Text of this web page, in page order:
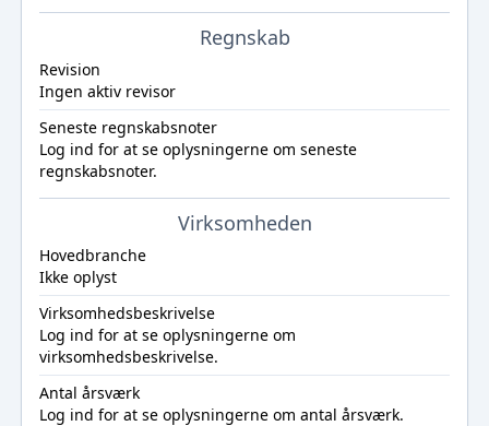
Regnskab
Revision
Ingen aktiv revisor
Seneste regnskabsnoter
Log ind for at se oplysningerne om seneste
regnskabsnoter.
Virksomheden
Hovedbranche
Ikke oplyst
Virksomhedsbeskrivelse
Log ind for at se oplysningerne om
virksomhedsbeskrivelse.
Antal årsværk
Log ind for at se oplysningerne om antal årsværk.